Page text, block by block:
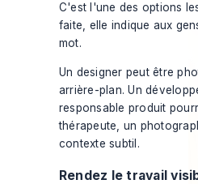
C'est l'une des options
faite, elle indique aux
mot.
Un designer peut être
arrière-plan. Un
responsable produit
thérapeute, un
contexte subtil.
Rendez le travail